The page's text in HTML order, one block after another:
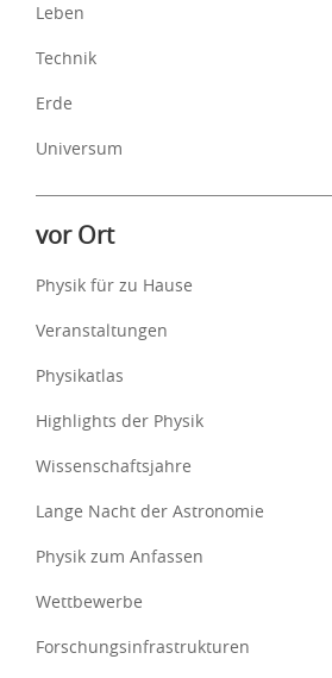
Leben
Technik
Erde
Universum
vor Ort
Physik für zu Hause
Veranstaltungen
Physikatlas
Highlights der Physik
Wissenschaftsjahre
Lange Nacht der Astronomie
Physik zum Anfassen
Wettbewerbe
Forschungsinfrastrukturen